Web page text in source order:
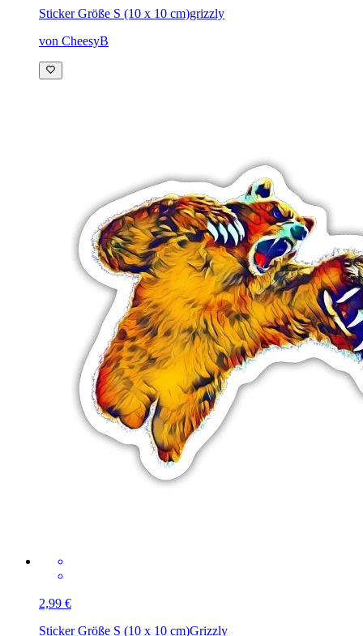
Sticker Größe S (10 x 10 cm)grizzly
von CheesyB
2,99 €
Sticker Größe S (10 x 10 cm)Grizzly